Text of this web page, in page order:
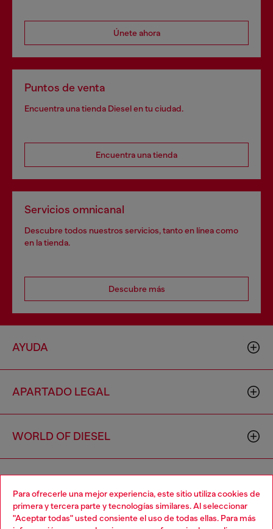
Para ofrecerle una mejor experiencia, este sitio utiliza cookies de
primera y tercera parte y tecnologías similares. Al seleccionar
"Aceptar todas" usted consiente el uso de todas ellas. Para más
Únete ahora
Puntos de venta
Encuentra una tienda Diesel en tu ciudad.
Encuentra una tienda
Servicios omnicanal
Descubre todos nuestros servicios, tanto en línea como
en la tienda.
Descubre más
AYUDA
APARTADO LEGAL
WORLD OF DIESEL
Choose your location